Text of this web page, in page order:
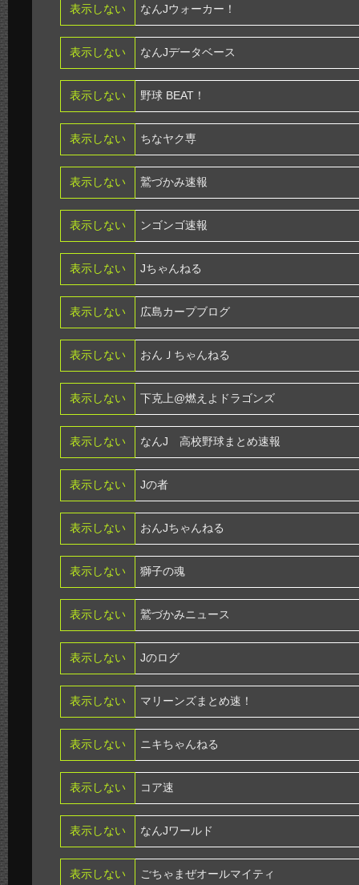
表示しない なんJウォーカー！
表示しない なんJデータベース
表示しない 野球 BEAT！
表示しない ちなヤク専
表示しない 鷲づかみ速報
表示しない ンゴンゴ速報
表示しない Jちゃんねる
表示しない 広島カープブログ
表示しない おんＪちゃんねる
表示しない 下克上@燃えよドラゴンズ
表示しない なんJ 高校野球まとめ速報
表示しない Jの者
表示しない おんJちゃんねる
表示しない 獅子の魂
表示しない 鷲づかみニュース
表示しない Jのログ
表示しない マリーンズまとめ速！
表示しない ニキちゃんねる
表示しない コア速
表示しない なんJワールド
表示しない ごちゃまぜオールマイティ